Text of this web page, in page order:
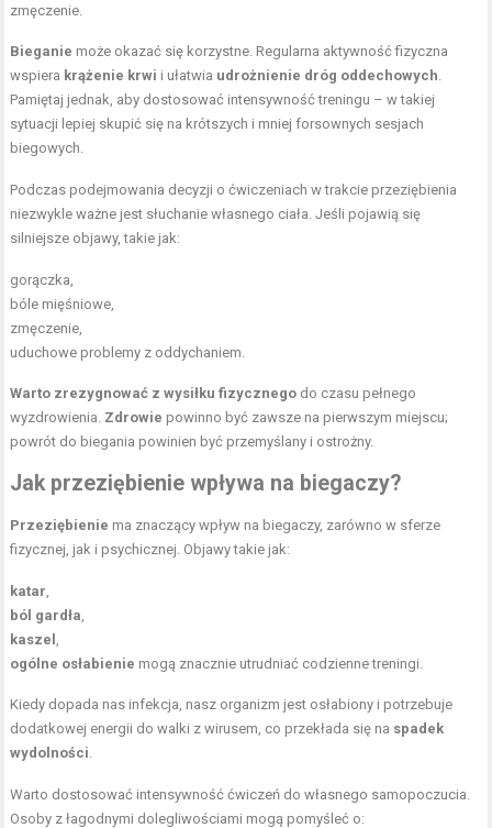
zmęczenie.
Bieganie może okazać się korzystne. Regularna aktywność fizyczna
wspiera krążenie krwi i ułatwia udrożnienie dróg oddechowych
Pamiętaj jednak, aby dostosować intensywność treningu – w takiej
sytuacji lepiej skupić się na krótszych i mniej forsownych sesjach
biegowych.
Podczas podejmowania decyzji o ćwiczeniach w trakcie przeziębienia
niezwykle ważne jest słuchanie własnego ciała. Jeśli pojawią się
silniejsze objawy, takie jak:
gorączka,
bóle mięśniowe
zmęczenie,
uduchowe problemy z oddychaniem.
Warto zrezygnować z wysiłku fizycznego do czasu pełnego
wyzdrowienia. Zdrowie powinno być zawsze na pierwszym miejscu;
powrót do biegania powinien być przemyślany i ostrożny.
Jak przeziębienie wpływa na biegaczy?
Przeziębienie ma znaczący wpływ na biegaczy, zarówno w sferze
fizycznej, jak i psychicznej. Objawy takie jak:
katar
ból gardła
kaszel
ogólne osłabienie mogą znacznie utrudniać codzienne treningi.
Kiedy dopada nas infekcja, nasz organizm jest osłabiony i potrzebuje
dodatkowej energii do walki z wirusem, co przekłada się na spadek
wydolności
Warto dostosować intensywność ćwiczeń do własnego samopoczucia.
Osoby z łagodnymi dolegliwościami mogą pomyśleć o: